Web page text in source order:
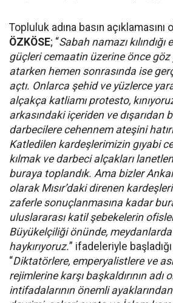
Topluluk adına basın açıklamasını
ÖZKÖSE; “Sabah namazı
güçleri cemaatin üzerine önce göz
atarken hemen sonrasında ise
açtı. Onlarca şehid ve yüzlerce
alçakça katliamı protesto,
arkasındaki içeriden ve dışarıdan
darbecilere cehennem ateşini
Katledilen kardeşlerimizin gıyabi
kılmak ve darbeci alçakları
buraya toplandık. Ama bizler
olarak Mısır’daki direnen
zaferle sonuçlanmasına kadar
uluslararası katil şebekelerin
Büyükelçiliği önünde, meydanlarda
haykırıyoruz.” ifadeleriyle
“Diktatörlere, emperyalistlere ve
rejimlerine karşı başkaldırının adı
intifadalarının önemli